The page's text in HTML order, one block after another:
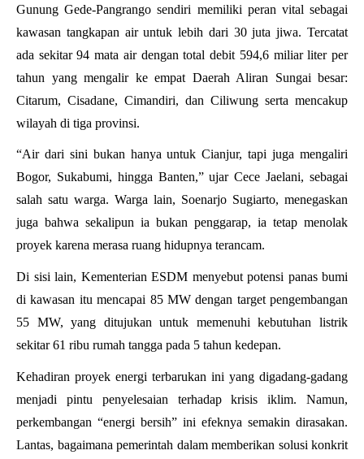
Gunung Gede-Pangrango sendiri memiliki peran vital sebagai
kawasan tangkapan air untuk lebih dari 30 juta jiwa. Tercatat
ada sekitar 94 mata air dengan total debit 594,6 miliar liter per
tahun yang mengalir ke empat Daerah Aliran Sungai besar:
Citarum, Cisadane, Cimandiri, dan Ciliwung serta mencakup
wilayah di tiga provinsi.
“Air dari sini bukan hanya untuk Cianjur, tapi juga mengaliri
Bogor, Sukabumi, hingga Banten,” ujar Cece Jaelani, sebagai
salah satu warga. Warga lain, Soenarjo Sugiarto, menegaskan
juga bahwa sekalipun ia bukan penggarap, ia tetap menolak
proyek karena merasa ruang hidupnya terancam.
Di sisi lain, Kementerian ESDM menyebut potensi panas bumi
di kawasan itu mencapai 85 MW dengan target pengembangan
55 MW, yang ditujukan untuk memenuhi kebutuhan listrik
sekitar 61 ribu rumah tangga pada 5 tahun kedepan.
Kehadiran proyek energi terbarukan ini yang digadang-gadang
menjadi pintu penyelesaian terhadap krisis iklim. Namun,
perkembangan “energi bersih” ini efeknya semakin dirasakan.
Lantas, bagaimana pemerintah dalam memberikan solusi konkrit